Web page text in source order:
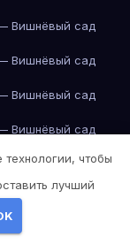
Вишнёвый сад
Вишнёвый сад
Вишнёвый сад
Вишнёвый сад
Вишнёвый сад
Вишнёвый сад
Вишнёвый сад
чтобы
лучший